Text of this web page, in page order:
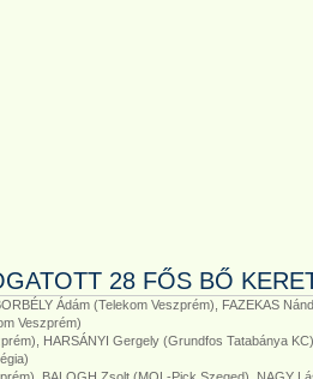
28 FŐS BŐ
Ádám (Telekom Veszprém), FAZEKAS
Veszprém)
HARSÁNYI Gergely (Grundfos Tatabánya KC),